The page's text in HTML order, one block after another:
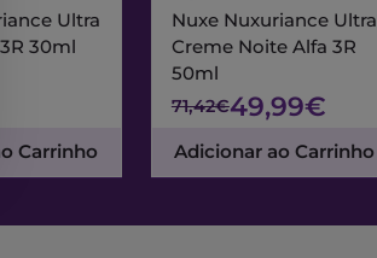
Ultra
30ml
Carrinho
Nuxe Nuxuriance Ultra
Creme Noite Alfa 3R
50ml
71,42€49,99€
Adicionar ao Carrinho